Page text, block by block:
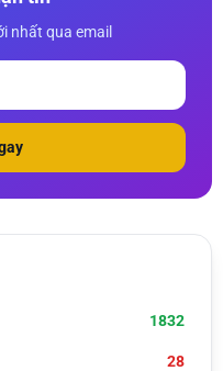
nhất qua email
1832
28